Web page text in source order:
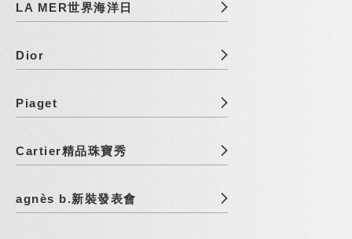
LA MER世界海洋日
Dior
Piaget
Cartier精品珠寶秀
agnès b.新裝發表會